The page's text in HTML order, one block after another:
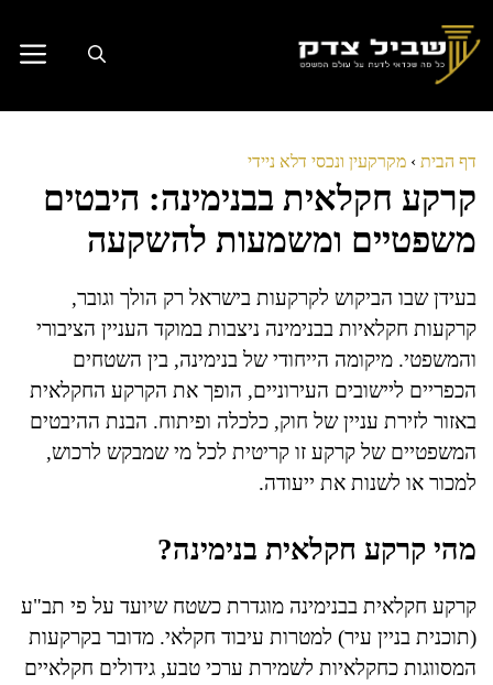
לתוכן
דף הבית › מקרקעין ונכסי דלא ניידי
קרקע חקלאית בבנימינה: היבטים
משפטיים ומשמעות להשקעה
בעידן שבו הביקוש לקרקעות בישראל רק הולך וגובר,
קרקעות חקלאיות בבנימינה ניצבות במוקד העניין הציבורי
והמשפטי. מיקומה הייחודי של בנימינה, בין השטחים
הכפריים ליישובים העירוניים, הופך את הקרקע החקלאית
באזור לזירת עניין של חוק, כלכלה ופיתוח. הבנת ההיבטים
המשפטיים של קרקע זו קריטית לכל מי שמבקש לרכוש,
למכור או לשנות את ייעודה.
מהי קרקע חקלאית בנימינה?
קרקע חקלאית בבנימינה מוגדרת כשטח שיועד על פי תב"ע
(תוכנית בניין עיר) למטרות עיבוד חקלאי. מדובר בקרקעות
המסווגות כחקלאיות לשמירת ערכי טבע, גידולים חקלאיים